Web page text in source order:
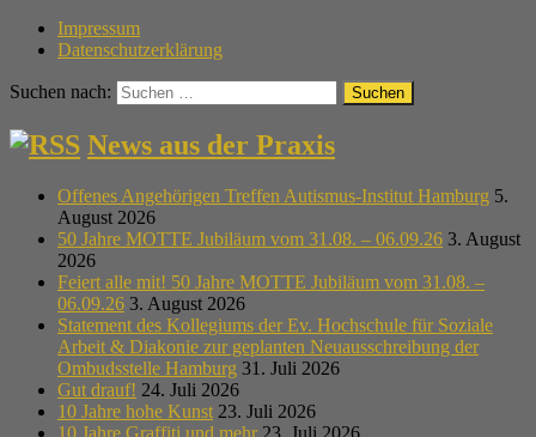
Impressum
Datenschutzerklärung
Suchen nach:
News aus der Praxis
Offenes Angehörigen Treffen Autismus-Institut Hamburg 5.
August 2026
50 Jahre MOTTE Jubiläum vom 31.08. – 06.09.26 3. August
2026
Feiert alle mit! 50 Jahre MOTTE Jubiläum vom 31.08. –
06.09.26 3. August 2026
Statement des Kollegiums der Ev. Hochschule für Soziale
Arbeit & Diakonie zur geplanten Neuausschreibung der
Ombudsstelle Hamburg 31. Juli 2026
Gut drauf! 24. Juli 2026
10 Jahre hohe Kunst 23. Juli 2026